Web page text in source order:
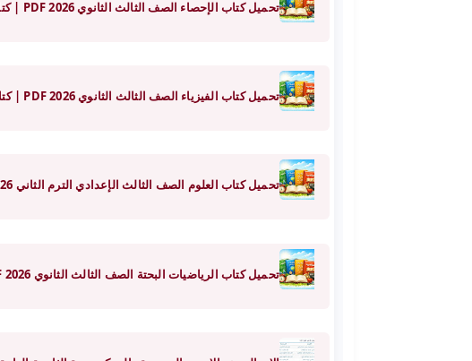
تحميل كتاب الإحصاء الصف الثالث الثانوي 2026 PDF | كتاب الوزارة الرسمى
تحميل كتاب الفيزياء الصف الثالث الثانوي 2026 PDF | كتاب الوزارة الرسمى
تحميل كتاب العلوم الصف الثالث الإعدادي الترم الثاني 2026 PDF | كتاب الوزارة الرسمي
تحميل كتاب الرياضيات البحتة الصف الثالث الثانوي 2026 PDF | كتاب الوزارة الرسمى